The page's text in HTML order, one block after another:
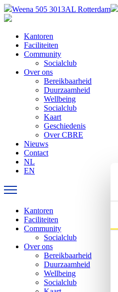
Weena 505 3013AL Rotterdam
Kantoren
Faciliteiten
Community
Socialclub
Over ons
Bereikbaarheid
Duurzaamheid
Wellbeing
Socialclub
Kaart
Geschiedenis
Over CBRE
Nieuws
Contact
NL
EN
Kantoren
Faciliteiten
Community
Socialclub
Over ons
Bereikbaarheid
Duurzaamheid
Wellbeing
Socialclub